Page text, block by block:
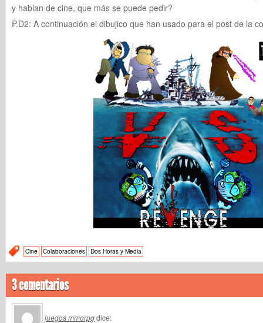
y hablan de cine, que más se puede pedir?
P.D2: A continuación el dibujico que han usado para el post de la
Cine Colaboraciones Dos Horas y Media
3 comentarios
juegos mmorpgdice: